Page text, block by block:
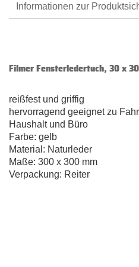
Informationen zur
Filmer Fensterledertuch, 30 x
reißfest und griffig
hervorragend geeignet zu
Haushalt und Büro
Farbe: gelb
Material: Naturleder
Maße: 300 x 300 mm
Verpackung: Reiter